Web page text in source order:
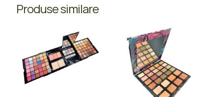
Produse similare